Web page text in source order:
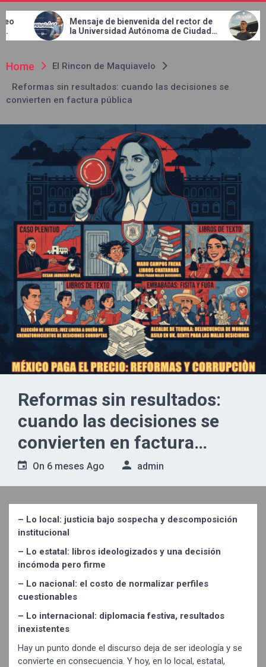
de bienvenida del rector de
Autónoma de Ciudad
doctor Daniel Alberto
Concluye etapa de
FC Juárez
Home
El Rincon de Maquiavelo
Reformas sin resultados: cuando las decisiones se
convierten en factura pública
Reformas sin resultados:
cuando las decisiones se
convierten en factura
pública
On 6 meses Ago admin
– Lo local: justicia bajo sospecha y descomposición
institucional
– Lo estatal: libros ideologizados y una decisión
incómoda pero firme
– Lo nacional: el costo de normalizar perfiles
cuestionables
– Lo internacional: diplomacia festiva, resultados
inexistentes
Hay un punto donde el discurso deja de ser ideología y se
convierte en consecuencia. Y hoy, en lo local, estatal,